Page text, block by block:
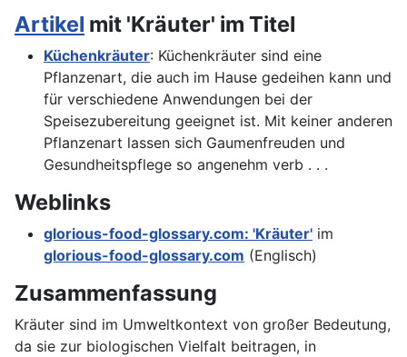
Artikel mit 'Kräuter' im Titel
Küchenkräuter: Küchenkräuter sind eine
Pflanzenart, die auch im Hause gedeihen kann und
für verschiedene Anwendungen bei der
Speisezubereitung geeignet ist. Mit keiner anderen
Pflanzenart lassen sich Gaumenfreuden und
Gesundheitspflege so angenehm verb . . .
Weblinks
glorious-food-glossary.com: 'Kräuter' im
glorious-food-glossary.com (Englisch)
Zusammenfassung
Kräuter sind im Umweltkontext von großer Bedeutung,
da sie zur biologischen Vielfalt beitragen, in